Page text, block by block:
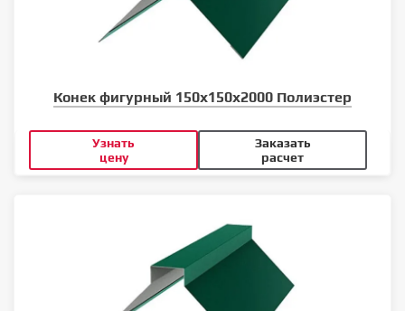
Конек фигурный 150х150х2000 Полиэстер
Узнать
цену
Заказать
расчет